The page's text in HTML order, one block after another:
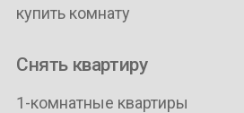
купить комнату
Снять квартиру
1-комнатные квартиры